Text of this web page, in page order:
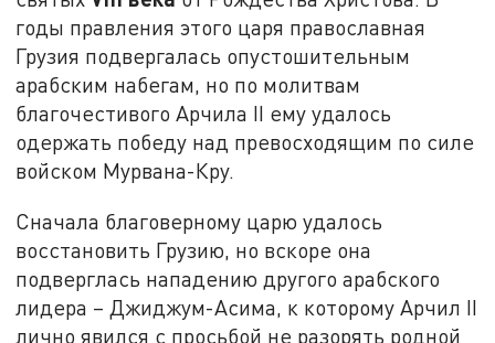
годы правления этого царя православная
Грузия подвергалась опустошительным
арабским набегам, но по молитвам
благочестивого Арчила II ему удалось
одержать победу над превосходящим по силе
войском Мурвана-Кру.
Сначала благоверному царю удалось
восстановить Грузию, но вскоре она
подверглась нападению другого арабского
лидера – Джиджум-Асима, к которому Арчил II
лично явился с просьбой не разорять родной